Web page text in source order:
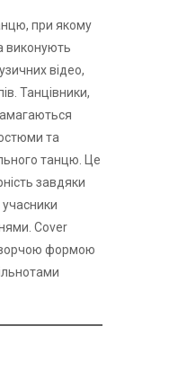
при якому
виконують
відео,
Танцівники,
та
танцю. Це
завдяки
Cover
формою